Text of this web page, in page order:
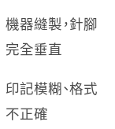
機器縫製，針腳
完全垂直
印記模糊、格式
不正確